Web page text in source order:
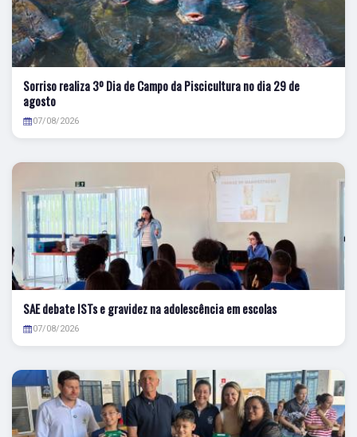
Sorriso realiza 3º Dia de Campo da Piscicultura no dia 29 de
agosto
07/08/2026
SAE debate ISTs e gravidez na adolescência em escolas
07/08/2026